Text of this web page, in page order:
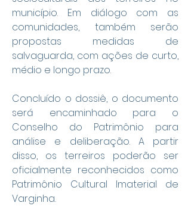
município. Em diálogo com as
comunidades, também serão
propostas medidas de
salvaguarda, com ações de curto,
médio e longo prazo.
Concluído o dossiê, o documento
será encaminhado para o
Conselho do Patrimônio para
análise e deliberação. A partir
disso, os terreiros poderão ser
oficialmente reconhecidos como
Patrimônio Cultural Imaterial de
Varginha.